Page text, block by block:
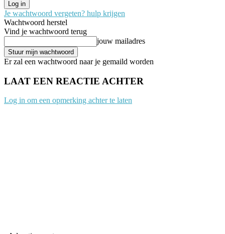
Je wachtwoord vergeten? hulp krijgen
Wachtwoord herstel
Vind je wachtwoord terug
jouw mailadres
Er zal een wachtwoord naar je gemaild worden
LAAT EEN REACTIE ACHTER
Log in om een opmerking achter te laten